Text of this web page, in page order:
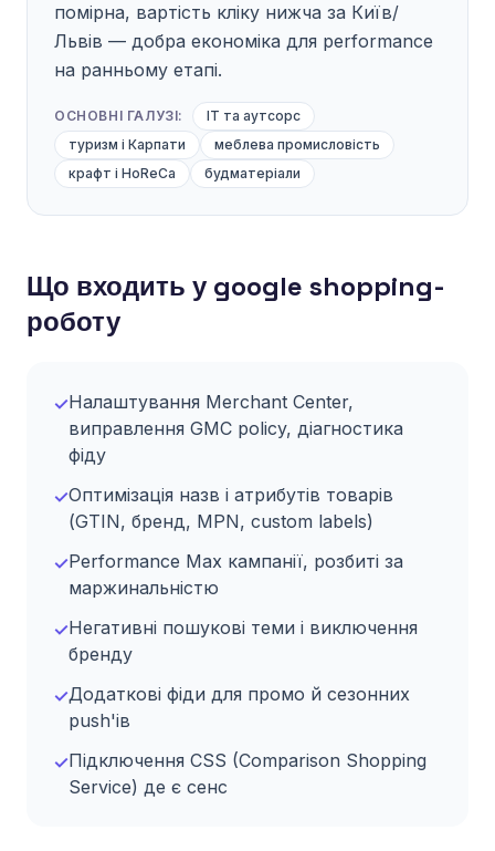
помірна, вартість кліку нижча за Київ/
Львів — добра економіка для performance
на ранньому етапі.
ОСНОВНІ ГАЛУЗІ:
IT та аутсорс
туризм і Карпати
меблева промисловість
крафт і HoReCa
будматеріали
Що входить у google shopping-
роботу
✓Налаштування Merchant Center,
виправлення GMC policy, діагностика
фіду
✓Оптимізація назв і атрибутів товарів
(GTIN, бренд, MPN, custom labels)
✓Performance Max кампанії, розбиті за
маржинальністю
✓Негативні пошукові теми і виключення
бренду
✓Додаткові фіди для промо й сезонних
push'ів
✓Підключення CSS (Comparison Shopping
Service) де є сенс